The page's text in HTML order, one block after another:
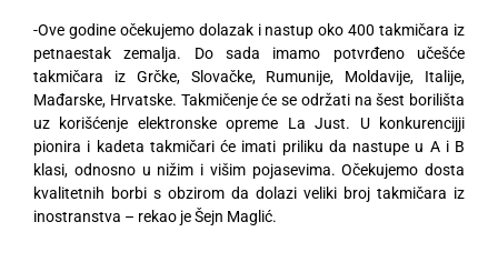
-Ove godine očekujemo dolazak i nastup oko 400 takmičara iz
petnaestak zemalja. Do sada imamo potvrđeno učešće
takmičara iz Grčke, Slovačke, Rumunije, Moldavije, Italije,
Mađarske, Hrvatske. Takmičenje će se održati na šest borilišta
uz korišćenje elektronske opreme La Just. U konkurencijji
pionira i kadeta takmičari će imati priliku da nastupe u A i B
klasi, odnosno u nižim i višim pojasevima. Očekujemo dosta
kvalitetnih borbi s obzirom da dolazi veliki broj takmičara iz
inostranstva – rekao je Šejn Maglić.